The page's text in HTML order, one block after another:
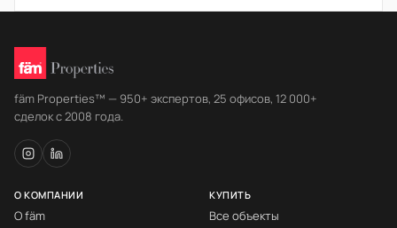
fäm Properties™ — 950+ экспертов, 25 офисов, 12 000+
сделок с 2008 года.
О КОМПАНИИ
О fäm
КУПИТЬ
Все объекты